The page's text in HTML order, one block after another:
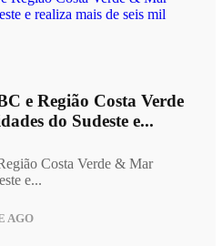
e Região Costa Verde
do Sudeste e...
Costa Verde & Mar
e...
AGO